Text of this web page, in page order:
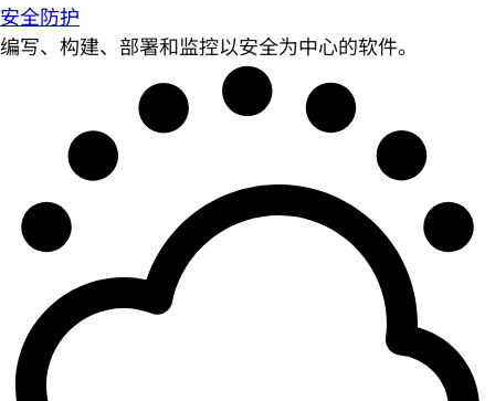
安全防护
编写、构建、部署和监控以安全为中心的软件。